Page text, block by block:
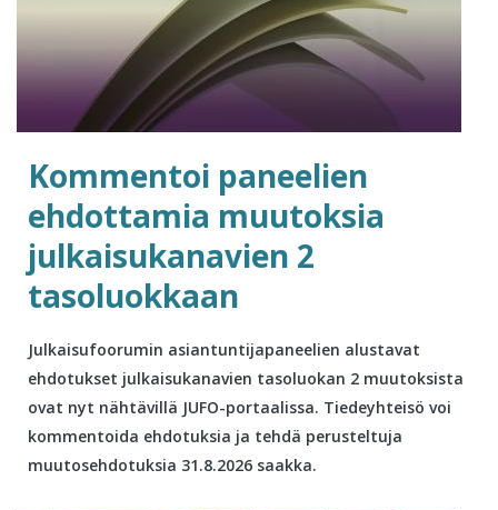
Kommentoi paneelien
ehdottamia muutoksia
julkaisukanavien 2
tasoluokkaan
Julkaisufoorumin asiantuntijapaneelien alustavat
ehdotukset julkaisukanavien tasoluokan 2 muutoksista
ovat nyt nähtävillä JUFO-portaalissa. Tiedeyhteisö voi
kommentoida ehdotuksia ja tehdä perusteltuja
muutosehdotuksia 31.8.2026 saakka.